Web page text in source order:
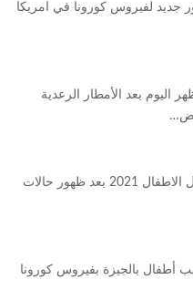
جديد لفيروس كورونا في امريكا
بعد الأمطار الرعدية
مصر تطلق حملة شلل الاطفال 2021 بعد ظهور حالات